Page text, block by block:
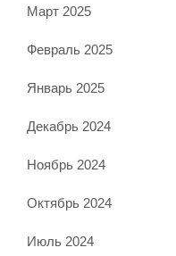
Март 2025
Февраль 2025
Январь 2025
Декабрь 2024
Ноябрь 2024
Октябрь 2024
Июль 2024